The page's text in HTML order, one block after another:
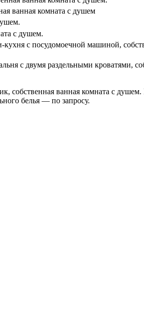
ванная комната с душем
с душем.
кухня с посудомоечной машиной, с
с двумя раздельными кроватями, с
собственная ванная комната с душем.
белья — по запросу.